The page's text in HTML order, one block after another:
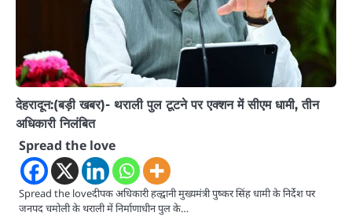
देहरादून:(बड़ी खबर)- थराली पुल टूटने पर एक्शन में सीएम धामी, तीन
अधिकारी निलंबित
Spread the love
Spread the loveदीपक अधिकारी हल्द्वानी मुख्यमंत्री पुष्कर सिंह धामी के निर्देश पर
जनपद चमोली के थराली में निर्माणाधीन पुल के…